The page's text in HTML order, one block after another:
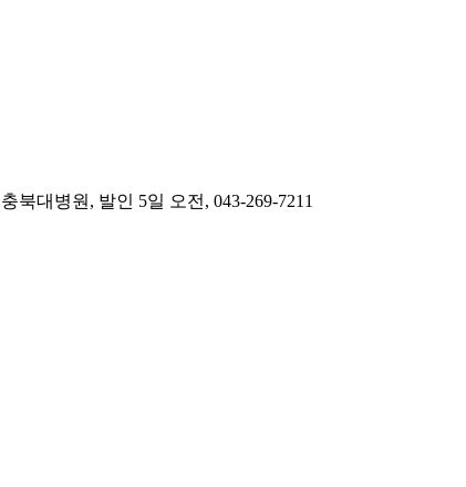
대병원, 발인 5일 오전, 043-269-7211